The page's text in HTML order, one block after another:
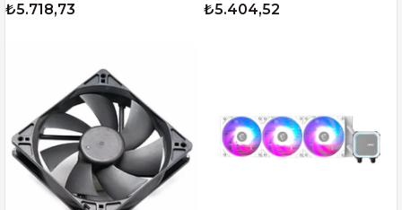
₺5.718,73 ₺5.404,52